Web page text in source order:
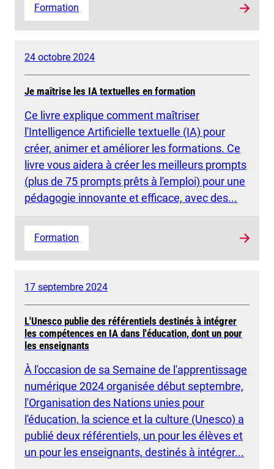
Formation
24 octobre 2024
Je maîtrise les IA textuelles en formation
Ce livre explique comment maîtriser
l'Intelligence Artificielle textuelle (IA) pour
créer, animer et améliorer les formations. Ce
livre vous aidera à créer les meilleurs prompts
(plus de 75 prompts prêts à l'emploi) pour une
pédagogie innovante et efficace, avec des...
Formation
17 septembre 2024
L'Unesco publie des référentiels destinés à intégrer
les compétences en IA dans l'éducation, dont un pour
les enseignants
À l'occasion de sa Semaine de l'apprentissage
numérique 2024 organisée début septembre,
l'Organisation des Nations unies pour
l'éducation, la science et la culture (Unesco) a
publié deux référentiels, un pour les élèves et
un pour les enseignants, destinés à intégrer...